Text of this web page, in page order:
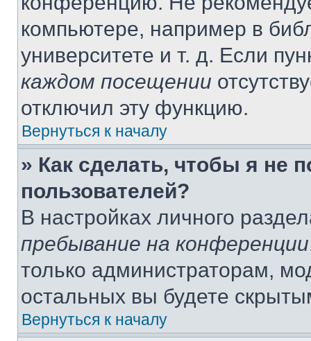
компьютере, например в
университете и т. д. Если
каждом посещении
отключил эту функцию.
Вернуться к началу
» Как сделать, чтобы я не
пользователей?
В настройках личного
пребывание на конференции
только администраторам,
остальных вы будете
Вернуться к началу